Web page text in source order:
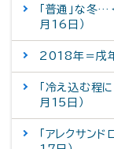
「普通」な
月16日）
2018年＝戌
「冷え込む程
月15日）
「アレクサン